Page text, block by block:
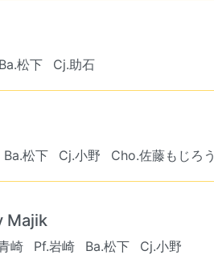
Ba.松下 Cj.助石
Ba.松下 Cj.小野 Cho.佐藤もじろう
Majik
崎 Pf.岩崎 Ba.松下 Cj.小野